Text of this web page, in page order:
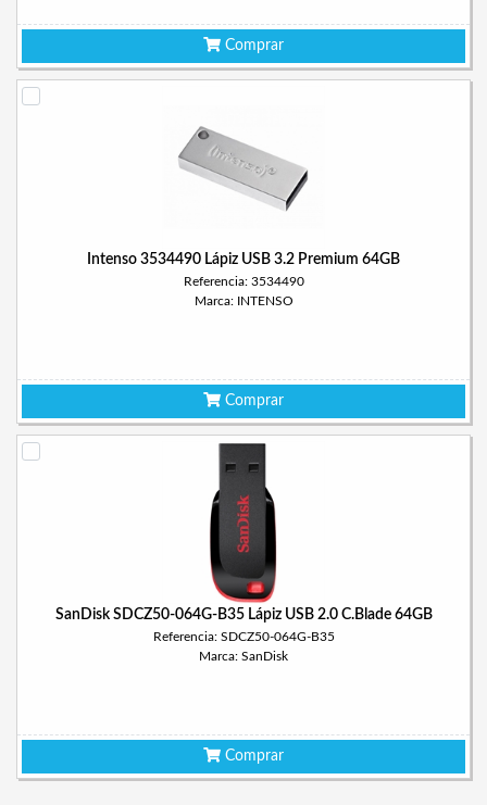
Comprar
Intenso 3534490 Lápiz USB 3.2 Premium 64GB
Referencia: 3534490
Marca: INTENSO
Comprar
SanDisk SDCZ50-064G-B35 Lápiz USB 2.0 C.Blade 64GB
Referencia: SDCZ50-064G-B35
Marca: SanDisk
Comprar